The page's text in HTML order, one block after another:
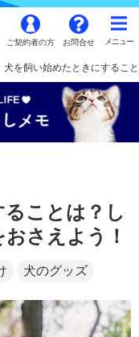
ご契約者の方 お問合せ
犬を飼い始めたときにするこ
ことは？し
さえよう！
犬のグッズ